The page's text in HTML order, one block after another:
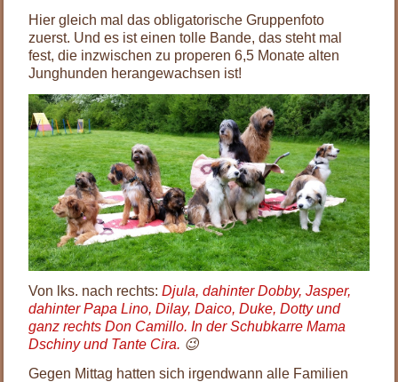
Hier gleich mal das obligatorische Gruppenfoto
zuerst. Und es ist einen tolle Bande, das steht mal
fest, die inzwischen zu properen 6,5 Monate alten
Junghunden herangewachsen ist!
Von lks. nach rechts:Djula, dahinter Dobby, Jasper,
dahinter Papa Lino, Dilay, Daico, Duke, Dotty und
ganz rechts Don Camillo. In der Schubkarre Mama
Dschiny und Tante Cira. 😉
Gegen Mittag hatten sich irgendwann alle Familien